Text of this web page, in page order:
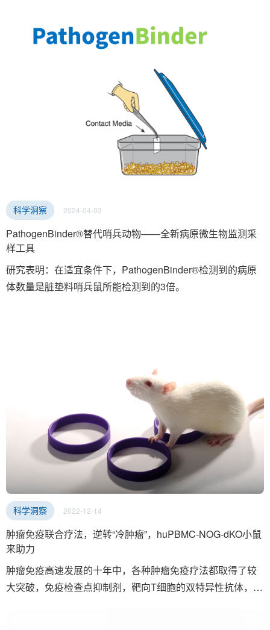
科学洞察 2024-04-03
PathogenBinder®替代哨兵动物——全新病原微生物监测采
样工具
研究表明：在适宜条件下，PathogenBinder®检测到的病原
体数量是脏垫料哨兵鼠所能检测到的3倍。
科学洞察 2022-12-14
肿瘤免疫联合疗法，逆转“冷肿瘤”，huPBMC-NOG-dKO小鼠
来助力
肿瘤免疫高速发展的十年中，各种肿瘤免疫疗法都取得了较
大突破，免疫检查点抑制剂，靶向T细胞的双特异性抗体，